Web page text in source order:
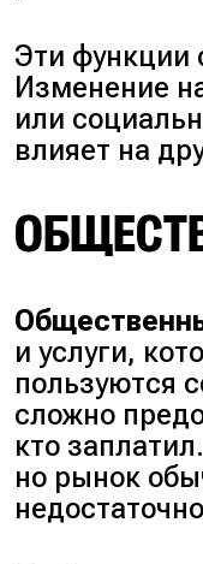
Эти функции
Изменение
или
влияет на
и услуги,
пользуются
сложно
кто
но рынок